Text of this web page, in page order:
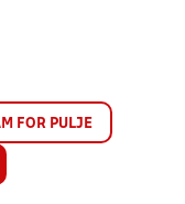
FOR PULJE